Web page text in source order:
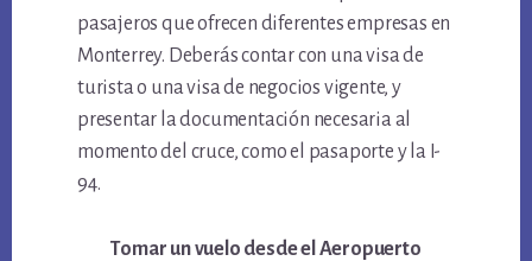
pasajeros que ofrecen diferentes empresas en
Monterrey. Deberás contar con una visa de
turista o una visa de negocios vigente, y
presentar la documentación necesaria al
momento del cruce, como el pasaporte y la I-
94.
Tomar un vuelo desde el Aeropuerto